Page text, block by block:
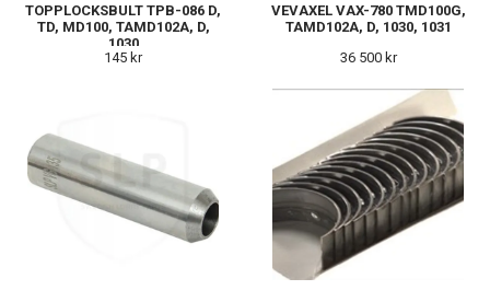
TOPPLOCKSBULT TPB-086 D,
TD, MD100, TAMD102A, D,
1030
145 kr
VEVAXEL VAX-780 TMD100G,
TAMD102A, D, 1030, 1031
36 500 kr